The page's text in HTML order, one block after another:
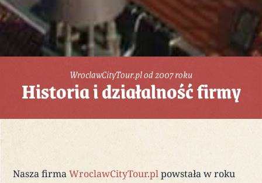
WroclawCityTour.pl od 2007 roku
Historia i działalność firmy
Nasza firmaWroclawCityTour.plpowstała w roku